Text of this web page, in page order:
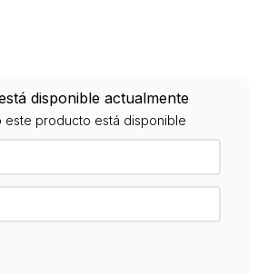
disponible actualmente
este producto está disponible